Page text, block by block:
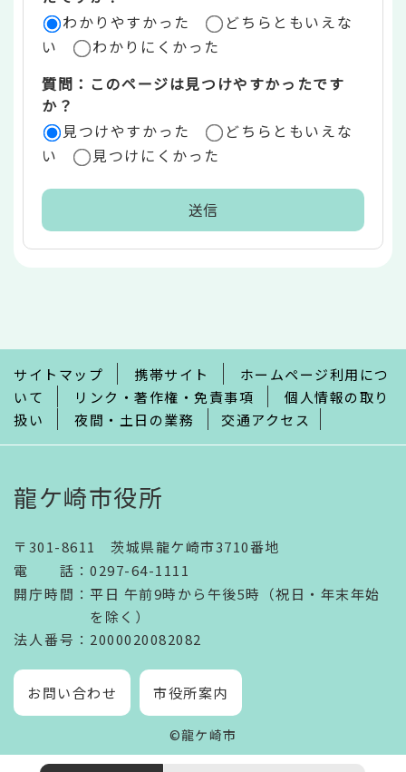
ア
わかりやすかった
どちらともいえな
い
わかりにくかった
質問：このページは見つけやすかったです
か？
見つけやすかった
どちらともいえな
い
見つけにくかった
で
サイトマップ 携帯サイト
ホームページ利用につ
いて
リンク・著作権・免責事項
個人情報の取り
扱い
夜間・土日の業務 交通アクセス
龍ケ崎市役所
〒301-8611 茨城県龍ケ崎市3710番地
電話 ： 0297-64-1111
開庁時間 ： 平日 午前9時から午後5時（祝日・年末年始
を除く）
法人番号 ：2000020082082
お問い合わせ 市役所案内
©龍ケ崎市